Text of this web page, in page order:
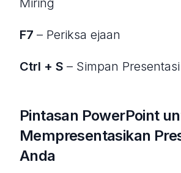
Miring
F7 – Periksa ejaan
Ctrl + S – Simpan Presentasi
Pintasan PowerPoint
Mempresentasikan
Anda